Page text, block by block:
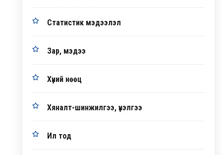
Статистик мэдээлэл
Зар, мэдээ
Хүний нөөц
Хяналт-шинжилгээ, үнэлгээ
Ил тод